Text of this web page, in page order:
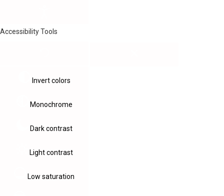
Accessibility Tools
Invert colors
Monochrome
Dark contrast
Light contrast
Low saturation